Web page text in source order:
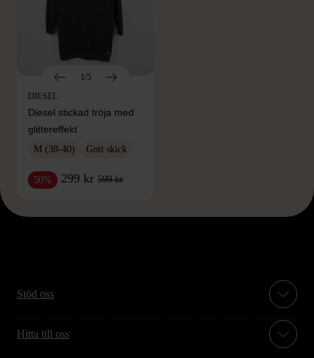
1/5
DIESEL
Diesel stickad tröja med
glittereffekt
M (38-40) Gott skick
50% 299 kr 599 kr
Stöd oss
Hitta till oss